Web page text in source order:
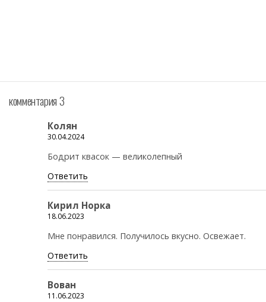
комментария 3
Колян
30.04.2024
Бодрит квасок — великолепный
Ответить
Кирил Норка
18.06.2023
Мне понравился. Получилось вкусно. Освежает.
Ответить
Вован
11.06.2023